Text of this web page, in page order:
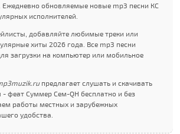
Ежедневно обновляемые новые mp3 песни КC
исполнителей.
добавляйте любимые треки или
хиты 2026 года. Все mp3 песни
загрузки на компьютер или мобильное
предлагает слушать и скачивать
- феат Суммер Cем-QН бесплатно и без
работы местных и зарубежных
удобства.